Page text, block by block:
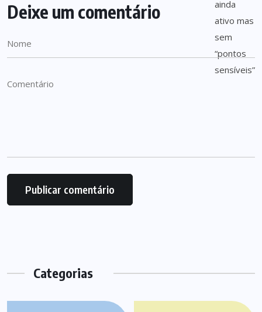
Deixe um comentário
Categorias